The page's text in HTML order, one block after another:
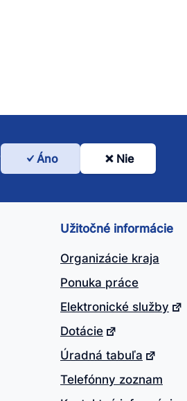
Bol
tento
článok
užitočný?
Áno Nie
Užitočné informácie
Organizácie kraja
Ponuka práce
Elektronické služby
Dotácie
Úradná tabuľa
Telefónny zoznam